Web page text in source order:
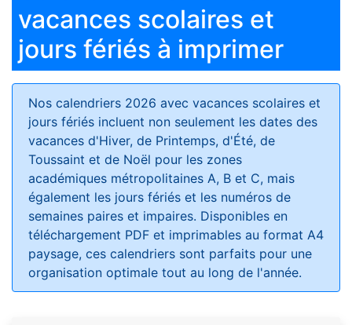
vacances scolaires et
jours fériés à imprimer
Nos calendriers 2026 avec vacances scolaires et
jours fériés incluent non seulement les dates des
vacances d'Hiver, de Printemps, d'Été, de
Toussaint et de Noël pour les zones
académiques métropolitaines A, B et C, mais
également les jours fériés et les numéros de
semaines paires et impaires. Disponibles en
téléchargement PDF et imprimables au format A4
paysage, ces calendriers sont parfaits pour une
organisation optimale tout au long de l'année.